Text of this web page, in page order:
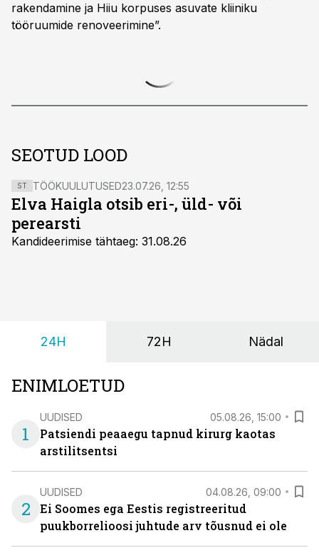
rakendamine ja Hiiu korpuses asuvate kliiniku
tööruumide renoveerimine”.
SEOTUD LOOD
ST TÖÖKUULUTUSED23.07.26, 12:55
Elva Haigla otsib eri-, üld- või
perearsti
Kandideerimise tähtaeg: 31.08.26
24H 72H Nädal
ENIMLOETUD
1
UUDISED 05.08.26, 15:00
Patsiendi peaaegu tapnud kirurg kaotas
arstilitsentsi
2
UUDISED 04.08.26, 09:00
Ei Soomes ega Eestis registreeritud
puukborrelioosi juhtude arv tõusnud ei ole